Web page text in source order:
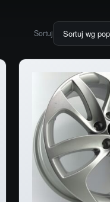
Sortuj